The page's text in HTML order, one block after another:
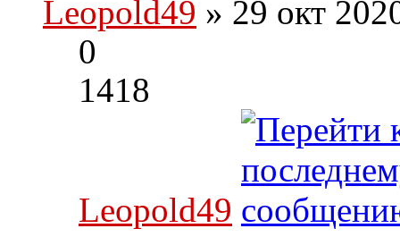
Leopold49 » 29 окт
0
1418
Leopold49